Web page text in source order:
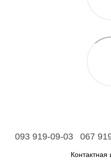
093 919-09-03 067